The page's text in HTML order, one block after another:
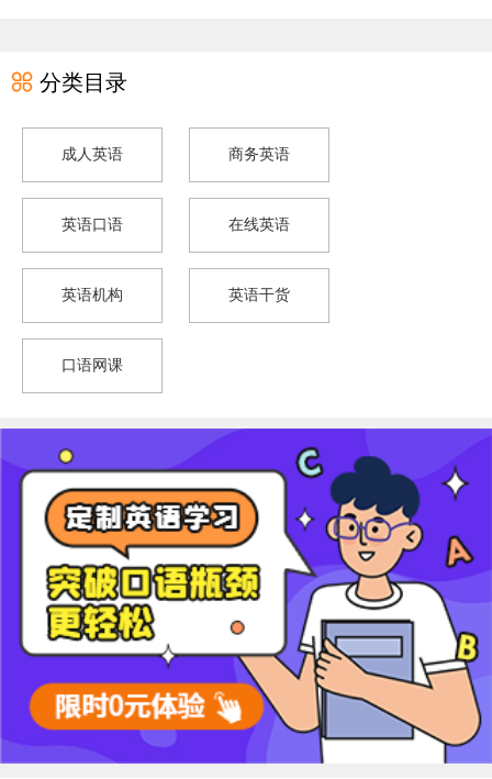
 分类目录
成人英语 商务英语
英语口语 在线英语
英语机构 英语干货
口语网课